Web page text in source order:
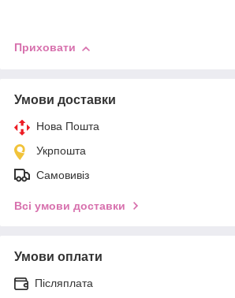
Приховати
Умови доставки
Нова Пошта
Укрпошта
Самовивіз
Всі умови доставки
Умови оплати
Післяплата